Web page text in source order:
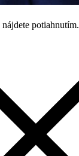
potiahnutím.